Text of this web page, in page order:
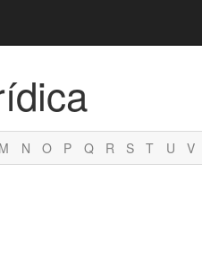
M N O P Q R S T U V